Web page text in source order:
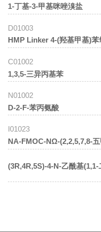
1-丁基-3-甲基咪唑溴盐
D01003
HMP Linker 4-(羟基甲基)苯
C01002
1,3,5-三异丙基苯
N01002
D-2-F-苯丙氨酸
I01023
NΑ-FMOC-NΩ-(2,2,5,7,8-
(3R,4R,5S)-4-N-乙酰基